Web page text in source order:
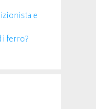
e
ferro?